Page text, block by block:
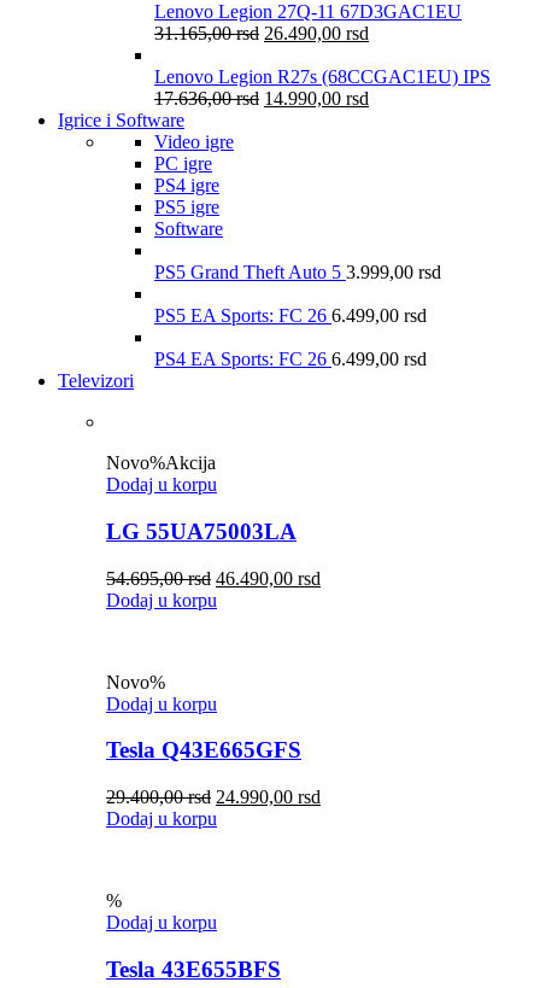
Lenovo Legion 27Q-11 67D3GAC1EU
31.165,00rsd 26.490,00 rsd
Lenovo Legion R27s (68CCGAC1EU) IPS
17.636,00rsd 14.990,00 rsd
Igrice i Software
Video igre
PC igre
PS4 igre
PS5 igre
Software
PS5 Grand Theft Auto 5 3.999,00 rsd
PS5 EA Sports: FC 26 6.499,00 rsd
PS4 EA Sports: FC 26 6.499,00 rsd
Televizori
Novo%Akcija
Dodaj u korpu
LG 55UA75003LA
54.695,00rsd 46.490,00 rsd
Dodaj u korpu
Novo%
Dodaj u korpu
Tesla Q43E665GFS
29.400,00rsd 24.990,00 rsd
Dodaj u korpu
%
Dodaj u korpu
Tesla 43E655BFS